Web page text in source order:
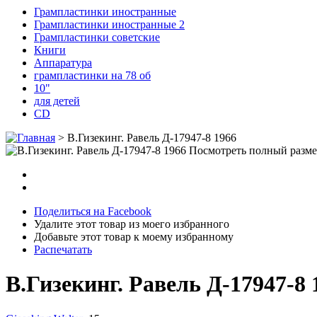
Грампластинки иностранные
Грампластинки иностранные 2
Грампластинки советские
Книги
Аппаратура
грампластинки на 78 об
10"
для детей
CD
> В.Гизекинг. Равель Д-17947-8 1966
Посмотреть полный
Поделиться на Facebook
Удалите этот товар из моего избранного
Добавьте этот товар к моему избранному
Распечатать
В.Гизекинг. Равель Д-17947-8